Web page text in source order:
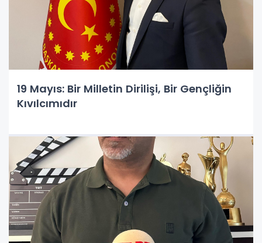
19 Mayıs: Bir Milletin Dirilişi, Bir Gençliğin
Kıvılcımıdır